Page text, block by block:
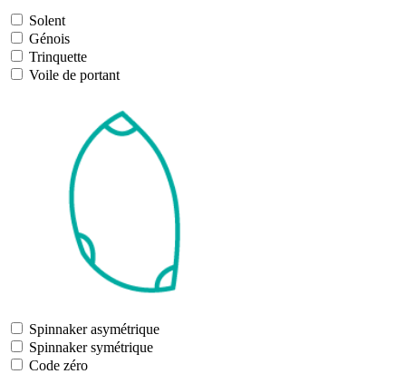
Solent
Génois
Trinquette
Voile de portant
Spinnaker asymétrique
Spinnaker symétrique
Code zéro